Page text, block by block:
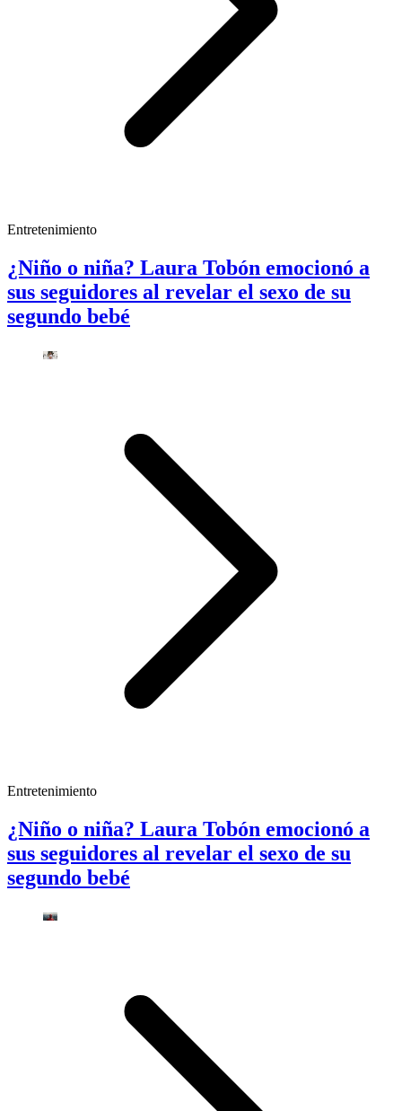
Entretenimiento
¿Niño o niña? Laura Tobón emocionó a
sus seguidores al revelar el sexo de su
segundo bebé
Entretenimiento
¿Niño o niña? Laura Tobón emocionó a
sus seguidores al revelar el sexo de su
segundo bebé